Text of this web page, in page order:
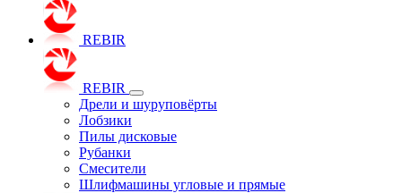
REBIR
REBIR
Дрели и шуруповёрты
Лобзики
Пилы дисковые
Рубанки
Смесители
Шлифмашины угловые и прямые